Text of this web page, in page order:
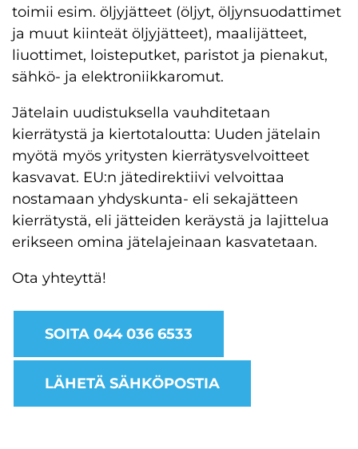
toimii esim. öljyjätteet (öljyt, öljynsuodattimet
ja muut kiinteät öljyjätteet), maalijätteet,
liuottimet, loisteputket, paristot ja pienakut,
sähkö- ja elektroniikkaromut.
Jätelain uudistuksella vauhditetaan
kierrätystä ja kiertotaloutta: Uuden jätelain
myötä myös yritysten kierrätysvelvoitteet
kasvavat. EU:n jätedirektiivi velvoittaa
nostamaan yhdyskunta- eli sekajätteen
kierrätystä, eli jätteiden keräystä ja lajittelua
erikseen omina jätelajeinaan kasvatetaan.
Ota yhteyttä!
SOITA 044 036 6533
LÄHETÄ SÄHKÖPOSTIA